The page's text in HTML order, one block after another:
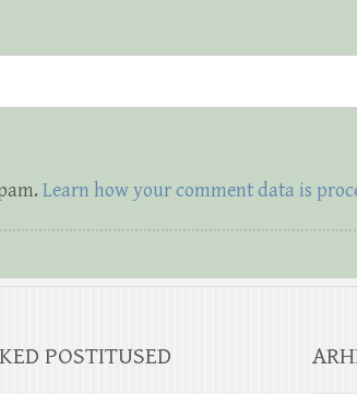
Learn how your comment data is
POSTITUSED